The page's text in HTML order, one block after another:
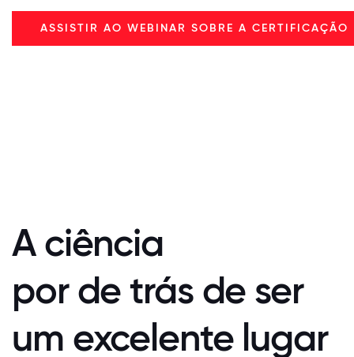
ASSISTIR AO WEBINAR SOBRE A CERTIFICAÇÃO
A ciência
por de trás de ser
um excelente lugar